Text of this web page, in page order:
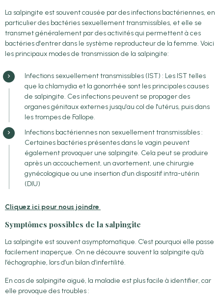
La salpingite est souvent causée par des infections bactériennes, en
particulier des bactéries sexuellement transmissibles, et elle se
transmet généralement par des activités qui permettent à ces
bactéries d'entrer dans le système reproducteur de la femme. Voici
les principaux modes de transmission de la salpingite:
Infections sexuellement transmissibles (IST) : Les IST telles
que la chlamydia et la gonorrhée sont les principales causes
de salpingite. Ces infections peuvent se propager des
organes génitaux externes jusqu'au col de l'utérus, puis dans
les trompes de Fallope.
Infections bactériennes non sexuellement transmissibles :
Certaines bactéries présentes dans le vagin peuvent
également provoquer une salpingite. Cela peut se produire
après un accouchement, un avortement, une chirurgie
gynécologique ou une insertion d'un dispositif intra-utérin
(DIU)
Cliquez ici pour nous joindre
Symptômes possibles de la salpingite
La salpingite est souvent asymptomatique. C’est pourquoi elle passe
facilement inaperçue. On ne découvre souvent la salpingite qu’à
l’échographie, lors d’un bilan d’infertilité.
En cas de salpingite aiguë, la maladie est plus facile à identifier, car
elle provoque des troubles :